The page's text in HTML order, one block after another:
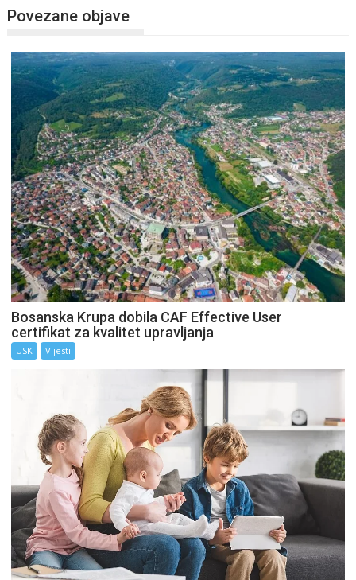
Povezane objave
Bosanska Krupa dobila CAF Effective User
certifikat za kvalitet upravljanja
USK Vijesti